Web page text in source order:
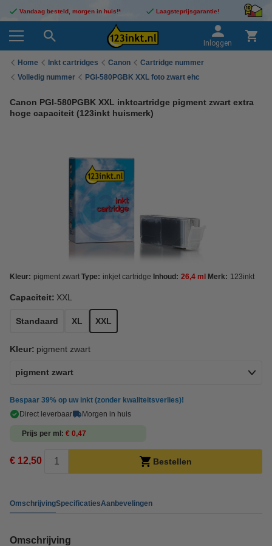
Vandaag besteld, morgen in huis!* Laagsteprijsgarantie!
Inloggen
Home Inkt cartridges Canon
Cartridge nummer
Volledig nummer
PGI-580PGBK XXL foto zwart ehc
Canon PGI-580PGBK XXL inktcartridge pigment zwart extra
hoge capaciteit (123inkt huismerk)
Kleur: pigment zwart Type: inkjet cartridge Inhoud: 26,4 ml Merk: 123inkt
Capaciteit: XXL
Standaard XL XXL
Kleur: pigment zwart
pigment zwart
Bespaar 39% op uw inkt (zonder kwaliteitsverlies)!
Direct leverbaar
Morgen in huis
Prijs per ml € 0,47
€ 12,50 Bestellen
OmschrijvingSpecificatiesAanbevelingen
Omschrijving